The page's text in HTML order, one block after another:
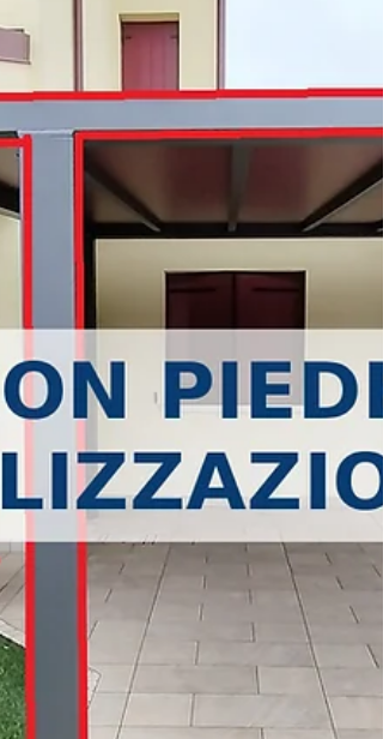
concepita con cura per soddisfare gli
standard più elevati di design e funzionalità.